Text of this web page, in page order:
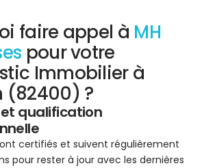
faire appel à MH
pour votre
Immobilier à
(82400) ?
qualification
certifiés et suivent régulièrement
pour rester à jour avec les dernières